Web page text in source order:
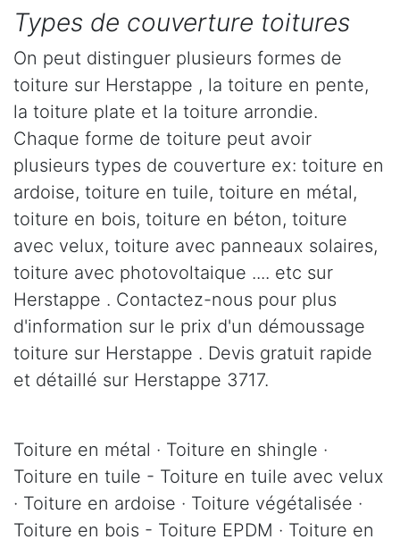
Types de couverture toitures
On peut distinguer plusieurs formes de
toiture sur Herstappe , la toiture en pente,
la toiture plate et la toiture arrondie.
Chaque forme de toiture peut avoir
plusieurs types de couverture ex: toiture en
ardoise, toiture en tuile, toiture en métal,
toiture en bois, toiture en béton, toiture
avec velux, toiture avec panneaux solaires,
toiture avec photovoltaique .... etc sur
Herstappe . Contactez-nous pour plus
d'information sur le prix d'un démoussage
toiture sur Herstappe . Devis gratuit rapide
et détaillé sur Herstappe 3717.
Toiture en métal · Toiture en shingle ·
Toiture en tuile - Toiture en tuile avec velux
· Toiture en ardoise · Toiture végétalisée ·
Toiture en bois - Toiture EPDM · Toiture en